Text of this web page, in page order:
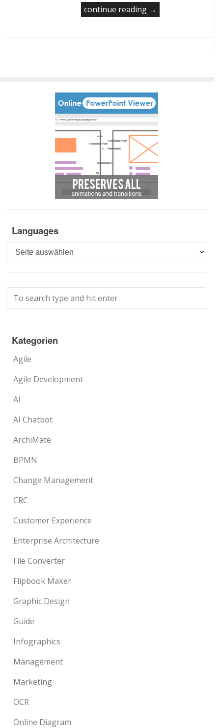
continue reading →
Languages
Languages
Kategorien
Agile
Agile Development
AI
AI Chatbot
ArchiMate
BPMN
Change Management
CRC
Customer Experience
Enterprise Architecture
File Converter
Flipbook Maker
Graphic Design
Guide
Infographics
Management
Marketing
OCR
Online Diagram